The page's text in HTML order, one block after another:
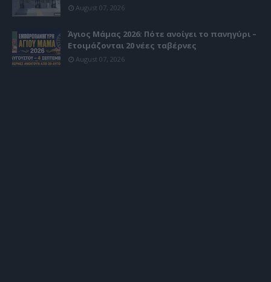
August 07, 2026
Άγιος Μάμας 2026: Πότε ανοίγει το πανηγύρι –
Ετοιμάζονται 20 νέες ταβέρνες
August 07, 2026